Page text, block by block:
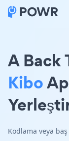
A Back
Kibo
Kodlama veya